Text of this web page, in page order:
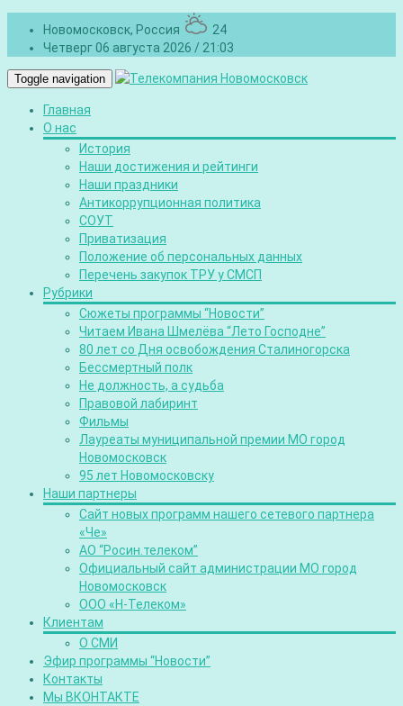
Новомосковск, Россия
24
Четверг 06 августа 2026 / 21:03
Toggle navigation
Главная
О нас
История
Наши достижения и рейтинги
Наши праздники
Антикоррупционная политика
СОУТ
Приватизация
Положение об персональных данных
Перечень закупок ТРУ у СМСП
Рубрики
Сюжеты программы “Новости”
Читаем Ивана Шмелёва “Лето Господне”
80 лет со Дня освобождения Сталиногорска
Бессмертный полк
Не должность, а судьба
Правовой лабиринт
Фильмы
Лауреаты муниципальной премии МО город
Новомосковск
95 лет Новомосковску
Наши партнеры
Сайт новых программ нашего сетевого партнера
«Че»
АО “Росин.телеком”
Официальный сайт администрации МО город
Новомосковск
ООО «Н-Телеком»
Клиентам
О СМИ
Эфир программы “Новости”
Контакты
Мы ВКОНТАКТЕ